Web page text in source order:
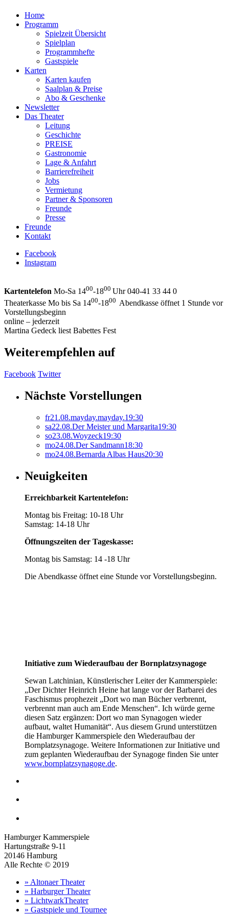
Home
Programm
Spielzeit Übersicht
Spielplan
Programmhefte
Gastspiele
Karten
Karten kaufen
Saalplan & Preise
Abo & Geschenke
Newsletter
Das Theater
Leitung
Geschichte
PREISE
Gastronomie
Lage & Anfahrt
Barrierefreiheit
Jobs
Vermietung
Partner & Sponsoren
Freunde
Presse
Freunde
Kontakt
Facebook
Instagram
Kartentelefon Mo-Sa 1400-1800 Uhr 040-41 33 44 0
Theaterkasse Mo bis Sa 1400-1800 Abendkasse öffnet 1 Stunde vor
Vorstellungsbeginn
online – jederzeit
Martina Gedeck liest Babettes Fest
Weiterempfehlen auf
Facebook Twitter
Nächste Vorstellungen
fr21.08.mayday.mayday.19:30
sa22.08.Der Meister und Margarita19:30
so23.08.Woyzeck19:30
mo24.08.Der Sandmann18:30
mo24.08.Bernarda Albas Haus20:30
Neuigkeiten
Erreichbarkeit Kartentelefon:
Montag bis Freitag: 10-18 Uhr
Samstag: 14-18 Uhr
Öffnungszeiten der Tageskasse:
Montag bis Samstag: 14 -18 Uhr
Die Abendkasse öffnet eine Stunde vor Vorstellungsbeginn.
Initiative zum Wiederaufbau der Bornplatzsynagoge
Sewan Latchinian, Künstlerischer Leiter der Kammerspiele:
„Der Dichter Heinrich Heine hat lange vor der Barbarei des
Faschismus prophezeit „Dort wo man Bücher verbrennt,
verbrennt man auch am Ende Menschen“. Ich würde gerne
diesen Satz ergänzen: Dort wo man Synagogen wieder
aufbaut, waltet Humanität“. Aus diesem Grund unterstützen
die Hamburger Kammerspiele den Wiederaufbau der
Bornplatzsynagoge. Weitere Informationen zur Initiative und
zum geplanten Wiederaufbau der Synagoge finden Sie unter
www.bornplatzsynagoge.de.
Hamburger Kammerspiele
Hartungstraße 9-11
20146 Hamburg
Alle Rechte © 2019
» Altonaer Theater
» Harburger Theater
» LichtwarkTheater
» Gastspiele und Tournee